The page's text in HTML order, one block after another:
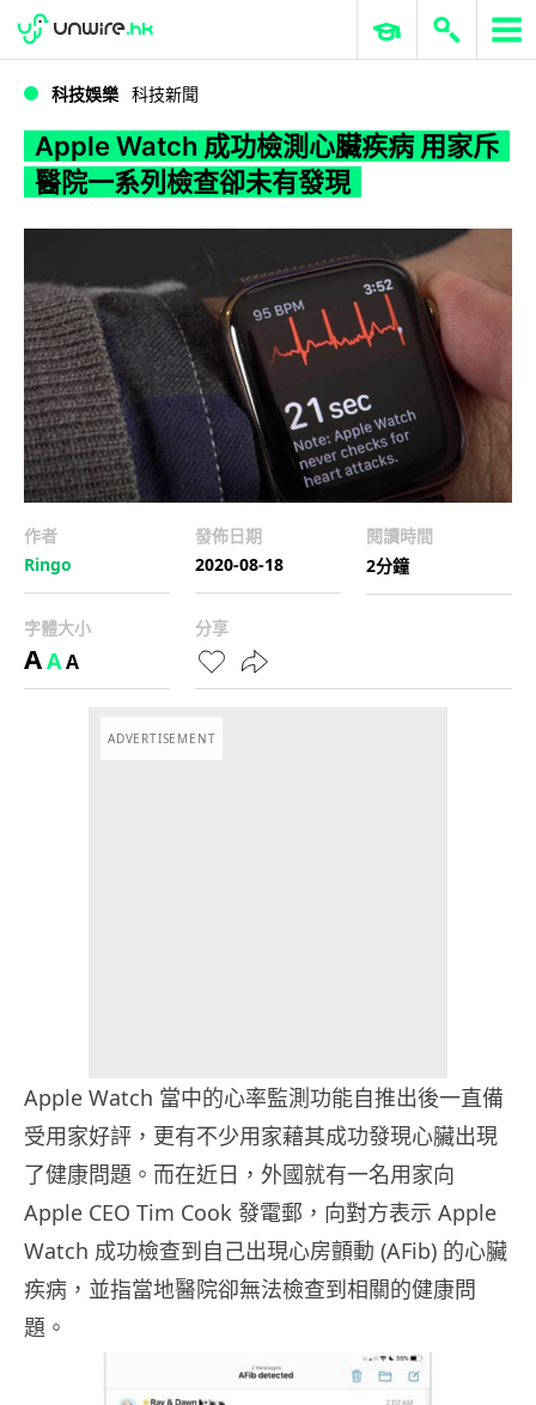
WWDC 2026 ERP 與商業 AI
科技娛樂 科技新聞
Apple Watch 成功檢測心臟疾病 用家斥
醫院一系列檢查卻未有發現
作者
Ringo
發佈日期
2020-08-18
閱讀時間
2分鐘
字體大小
AAA
分享
ADVERTISEMENT
Apple Watch 當中的心率監測功能自推出後一直備
受用家好評，更有不少用家藉其成功發現心臟出現
了健康問題。而在近日，外國就有一名用家向
Apple CEO Tim Cook 發電郵，向對方表示 Apple
Watch 成功檢查到自己出現心房顫動 (AFib) 的心臟
疾病，並指當地醫院卻無法檢查到相關的健康問
題。